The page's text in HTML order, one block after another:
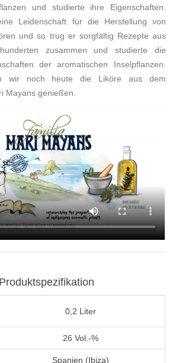
und studierte ihre Eigenschaften.
Leidenschaft für die Herstellung von
und so trug er sorgfältig Rezepte aus
zusammen und studierte die
der aromatischen Inselpflanzen.
wir noch heute die Liköre aus dem
Mayans genießen.
Produktspezifikation
0,2 Liter
26 Vol.-%
Spanien (Ibiza)